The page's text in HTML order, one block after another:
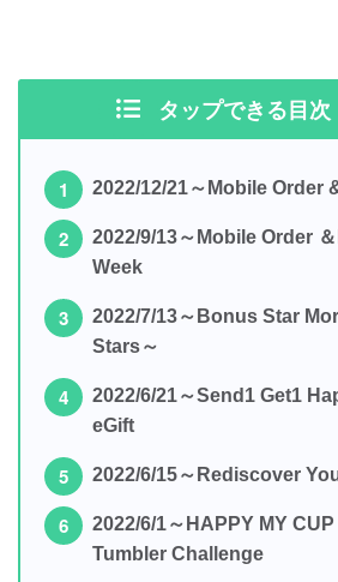
タップできる目次
2022/12/21～Mobile Order
2022/9/13～Mobile Order
Week
2022/7/13～Bonus Star
Stars～
2022/6/21～Send1 Get1
eGift
2022/6/15～Rediscover
2022/6/1～HAPPY MY CUP
Tumbler Challenge